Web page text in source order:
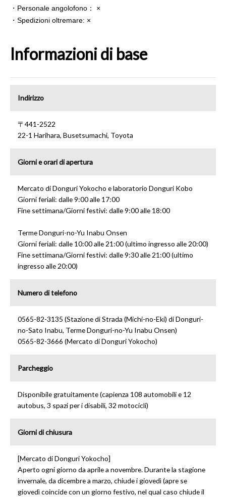
・Personale angolofono： ×
・Spedizioni oltremare: ×
Informazioni di base
Indirizzo
〒441-2522
22-1 Harihara, Busetsumachi, Toyota
Giorni e orari di apertura
Mercato di Donguri Yokocho e laboratorio Donguri Kobo
Giorni feriali: dalle 9:00 alle 17:00
Fine settimana/Giorni festivi: dalle 9:00 alle 18:00
Terme Donguri-no-Yu Inabu Onsen
Giorni feriali: dalle 10:00 alle 21:00 (ultimo ingresso alle 20:00)
Fine settimana/Giorni festivi: dalle 9:30 alle 21:00 (ultimo
ingresso alle 20:00)
Numero di telefono
0565-82-3135 (Stazione di Strada (Michi-no-Eki) di Donguri-
no-Sato Inabu, Terme Donguri-no-Yu Inabu Onsen)
0565-82-3666 (Mercato di Donguri Yokocho)
Parcheggio
Disponibile gratuitamente (capienza 108 automobili e 12
autobus, 3 spazi per i disabili, 32 motocicli)
Giorni di chiusura
[Mercato di Donguri Yokocho]
Aperto ogni giorno da aprile a novembre. Durante la stagione
invernale, da dicembre a marzo, chiude i giovedì (apre se
giovedì coincide con un giorno festivo, nel qual caso chiude il